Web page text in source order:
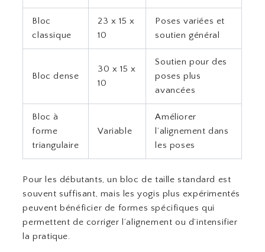
Bloc
classique
23 x 15 x
10
Poses variées et
soutien général
Bloc dense
30 x 15 x
10
Soutien pour des
poses plus
avancées
Bloc à
forme
triangulaire
Variable
Améliorer
l’alignement dans
les poses
Pour les débutants, un bloc de taille standard est
souvent suffisant, mais les yogis plus expérimentés
peuvent bénéficier de formes spécifiques qui
permettent de corriger l’alignement ou d’intensifier
la pratique.